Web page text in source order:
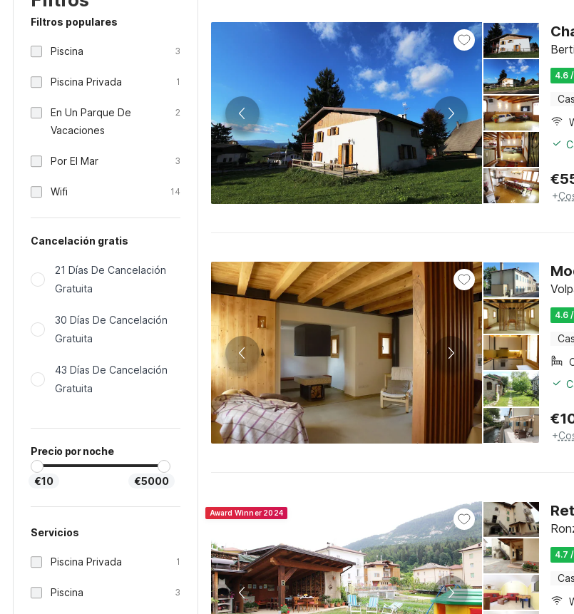
Filtros populares
Piscina 3
Piscina Privada 1
En Un Parque De
Vacaciones
2
Por El Mar 3
Wifi 14
Cancelación gratis
21 Días De Cancelación
Gratuita
30 Días De Cancelación
Gratuita
43 Días De Cancelación
Gratuita
Precio por noche
€10 €5000
Servicios
Piscina Privada 1
Piscina 3
4.6
€
+
4.6
€
+
Award Winner 2024
4.7